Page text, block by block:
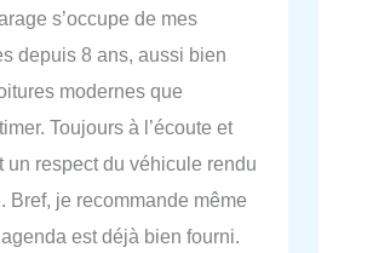
s’occupe de mes
depuis 8 ans, aussi bien
modernes que
Toujours à l’écoute et
un respect du véhicule rendu
Bref, je recommande même
est déjà bien fourni.